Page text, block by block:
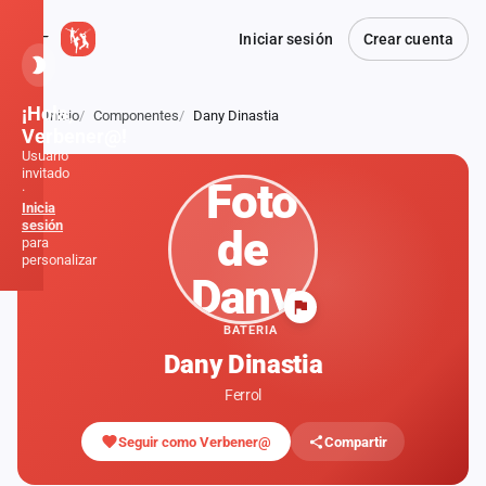
Iniciar sesión Crear cuenta
Atrás
Inicio Componentes Dany Dinastia
BATERIA
Dany Dinastia
Ferrol
Seguir como Verbener@ Compartir
¡Hola,
Verbener@!
Usuario
invitado
·
Inicia
sesión
para
personalizar
Formaciones